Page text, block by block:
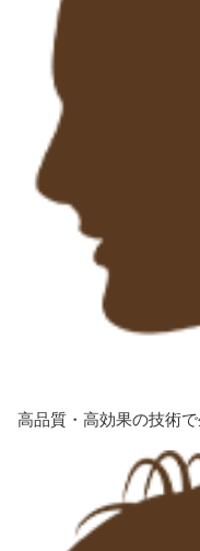
高品質・高効果の技術